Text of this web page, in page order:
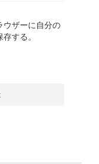
ウザーに自分の
する。